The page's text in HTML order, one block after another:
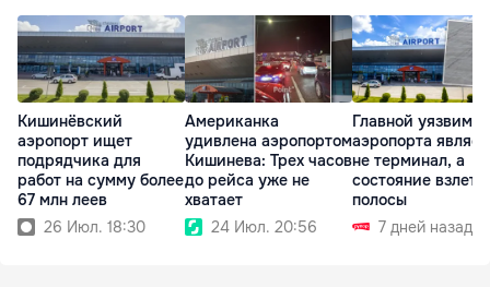
Кишинёвский
аэропорт ищет
подрядчика для
работ на сумму более
67 млн леев
26 Июл. 18:30
Американка
удивлена аэропортом
Кишинева: Трех часов
до рейса уже не
хватает
24 Июл. 20:56
Главной
аэропорта
не терминал, а
состояние
полосы
7 дней назад